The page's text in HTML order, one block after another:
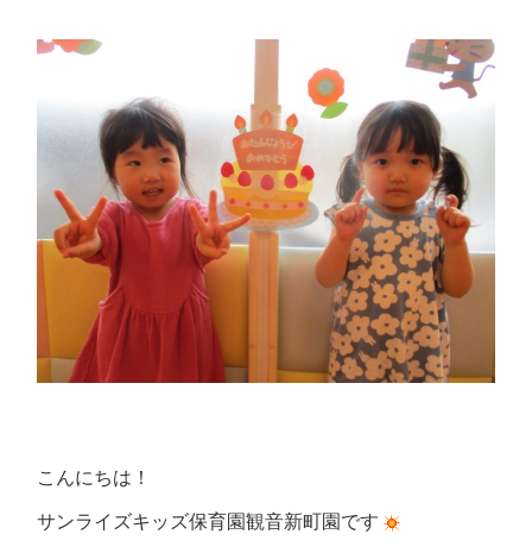
こんにちは！
サンライズキッズ保育園観音新町園です